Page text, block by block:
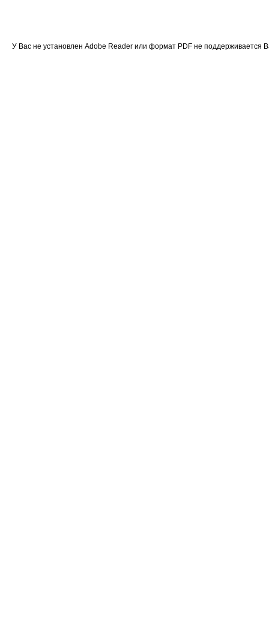
У Вас не установлен Adobe Reader или формат PDF не поддерживается